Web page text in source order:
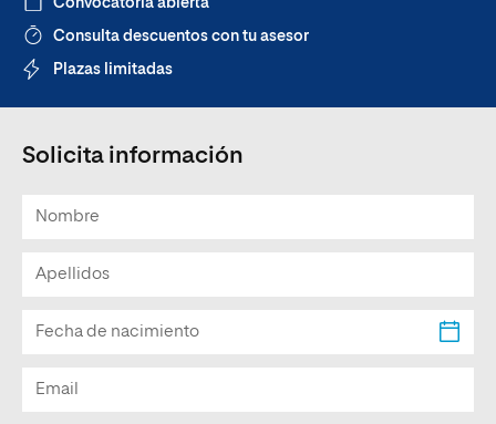
Convocatoria abierta
Consulta descuentos con tu asesor
Plazas limitadas
Solicita información